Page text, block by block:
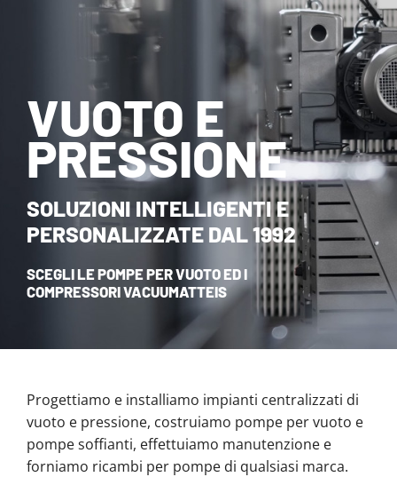
HOME
VUOTO E
PRESSIONE
SOLUZIONI INTELLIGENTI E
PERSONALIZZATE DAL 1992
SCEGLI LE POMPE PER VUOTO ED I
COMPRESSORI VACUUMATTEIS
Progettiamo e installiamo impianti centralizzati di
vuoto e pressione, costruiamo pompe per vuoto e
pompe soffianti, effettuiamo manutenzione e
forniamo ricambi per pompe di qualsiasi marca.